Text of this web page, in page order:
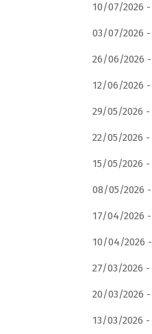
10/07/2026 -
03/07/2026 -
26/06/2026 -
12/06/2026 -
29/05/2026 -
22/05/2026 -
15/05/2026 -
08/05/2026 -
17/04/2026 -
10/04/2026 -
27/03/2026 -
20/03/2026 -
13/03/2026 -